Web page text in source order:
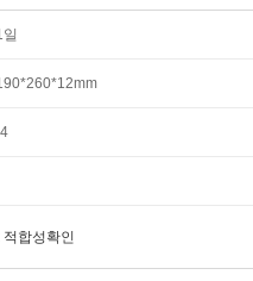
적합성확인